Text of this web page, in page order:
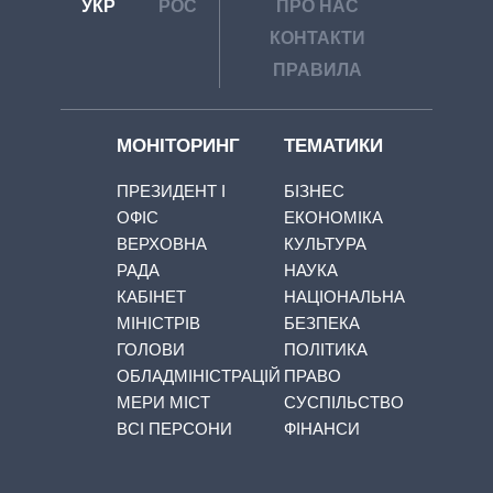
УКР РОС
ПРО НАС
КОНТАКТИ
ПРАВИЛА
МОНІТОРИНГ
ПРЕЗИДЕНТ І
ОФІС
ВЕРХОВНА
РАДА
КАБІНЕТ
МІНІСТРІВ
ГОЛОВИ
ОБЛАДМІНІСТРАЦІЙ
МЕРИ МІСТ
ВСІ ПЕРСОНИ
ТЕМАТИКИ
БІЗНЕС
ЕКОНОМІКА
КУЛЬТУРА
НАУКА
НАЦІОНАЛЬНА
БЕЗПЕКА
ПОЛІТИКА
ПРАВО
СУСПІЛЬСТВО
ФІНАНСИ